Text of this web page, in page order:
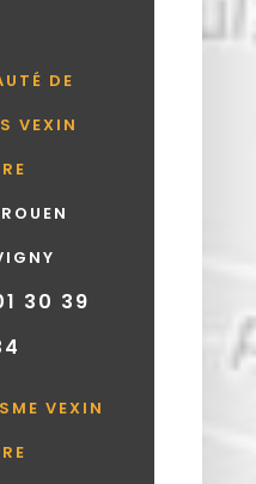
DE
VEXIN
30 39
VEXIN